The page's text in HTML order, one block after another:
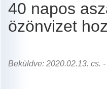
40 napos
özönvizet
Beküldve: 2020.02.13. cs.